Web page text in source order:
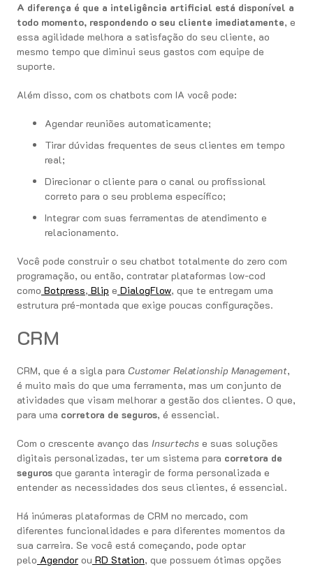
A diferença é que a inteligência artificial está disponível a
todo momento, respondendo o seu cliente imediatamente, e
essa agilidade melhora a satisfação do seu cliente, ao
mesmo tempo que diminui seus gastos com equipe de
suporte.
Além disso, com os chatbots com IA você pode:
Agendar reuniões automaticamente;
Tirar dúvidas frequentes de seus clientes em tempo
real;
Direcionar o cliente para o canal ou profissional
correto para o seu problema específico;
Integrar com suas ferramentas de atendimento e
relacionamento.
Você pode construir o seu chatbot totalmente do zero com
programação, ou então, contratar plataformas low-cod
como Botpress, Blip e DialogFlow, que te entregam uma
estrutura pré-montada que exige poucas configurações.
CRM
CRM, que é a sigla para Customer Relationship Management,
é muito mais do que uma ferramenta, mas um conjunto de
atividades que visam melhorar a gestão dos clientes. O que,
para uma corretora de seguros, é essencial.
Com o crescente avanço das Insurtechs e suas soluções
digitais personalizadas, ter um sistema para corretora de
seguros que garanta interagir de forma personalizada e
entender as necessidades dos seus clientes, é essencial.
Há inúmeras plataformas de CRM no mercado, com
diferentes funcionalidades e para diferentes momentos da
sua carreira. Se você está começando, pode optar
pelo Agendor ou RD Station, que possuem ótimas opções